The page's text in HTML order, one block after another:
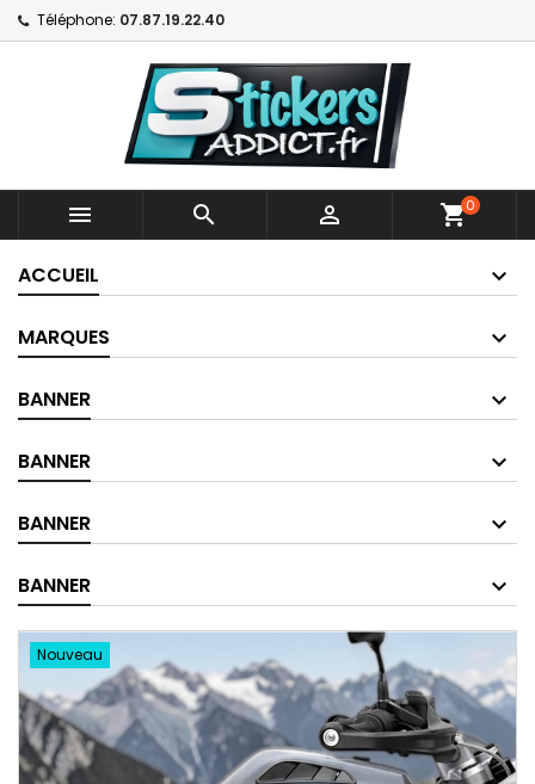
Téléphone: 07.87.19.22.40
   shopping_cart0
ACCUEIL
MARQUES
BANNER
BANNER
BANNER
BANNER
Nouveau